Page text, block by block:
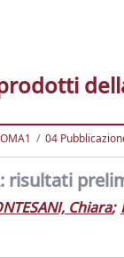
04
risultati
Chiara;